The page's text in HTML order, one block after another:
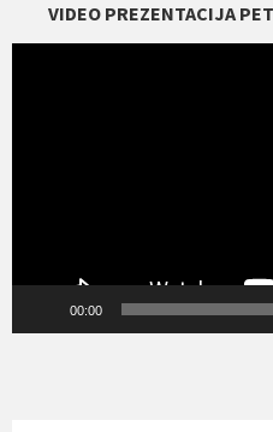
VIDEO PREZENTACIJA
00:00